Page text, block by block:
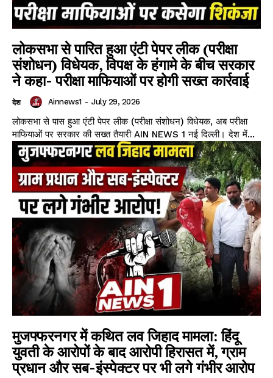
लोकसभा से पारित हुआ एंटी पेपर लीक (परीक्षा
संशोधन) विधेयक, विपक्ष के हंगामे के बीच सरकार
ने कहा- परीक्षा माफियाओं पर होगी सख्त कार्रवाई
देश Ainnews1 - July 29, 2026
लोकसभा से पास हुआ एंटी पेपर लीक (परीक्षा संशोधन) विधेयक, अब परीक्षा
माफियाओं पर सरकार की सख्त तैयारी AIN NEWS 1 नई दिल्ली। देश में...
मुजफ्फरनगर में कथित लव जिहाद मामला: हिंदू
युवती के आरोपों के बाद आरोपी हिरासत में, ग्राम
प्रधान और सब-इंस्पेक्टर पर भी लगे गंभीर आरोप